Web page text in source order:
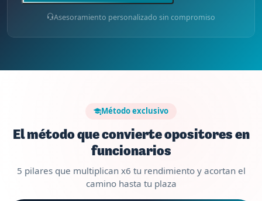
Asesoramiento personalizado sin compromiso
Método exclusivo
El método que convierte opositores en
funcionarios
5 pilares que multiplican x6 tu rendimiento y acortan el
camino hasta tu plaza